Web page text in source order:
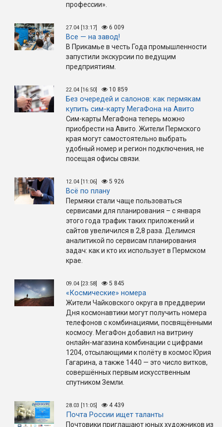
профессии».
27.04 [13:17] 6 009
Все — на завод!
В Прикамье в честь Года промышленности
запустили экскурсии по ведущим
предприятиям.
22.04 [16:50] 10 859
Без очередей и салонов: как пермякам
купить сим-карту МегаФона на Авито
Сим-карты МегаФона теперь можно
приобрести на Авито. Жители Пермского
края могут самостоятельно выбрать
удобный номер и регион подключения, не
посещая офисы связи.
12.04 [11:06] 5 926
Всё по плану
Пермяки стали чаще пользоваться
сервисами для планирования – с января
этого года трафик таких приложений и
сайтов увеличился в 2,8 раза. Делимся
аналитикой по сервисам планирования
задач: как и кто их использует в Пермском
крае.
09.04 [23:58] 5 845
«Космические» номера
Жители Чайковского округа в преддверии
Дня космонавтики могут получить номера
телефонов с комбинациями, посвящёнными
космосу. МегаФон добавил на витрину
онлайн-магазина комбинации с цифрами
1204, отсылающими к полёту в космос Юрия
Гагарина, а также 1440 — это число витков,
совершённых первым искусственным
спутником Земли.
28.03 [11:05] 4 439
Почта России ищет таланты
Почтовики приглашают юных художников из